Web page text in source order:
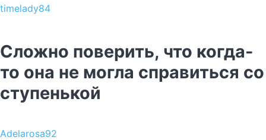
timelady84
Сложно поверить, что когда-
то она не могла справиться со
ступенькой
Adelarosa92